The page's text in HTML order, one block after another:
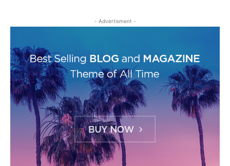
- Advertisment -